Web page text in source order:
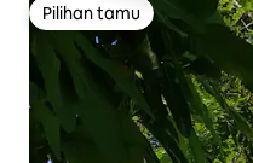
Pilihan tamu
Pilihan tamu